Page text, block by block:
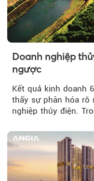
Doanh nghiệp
ngược
Kết quả kinh doanh
thấy sự phân hóa rõ
nghiệp thủy điện.